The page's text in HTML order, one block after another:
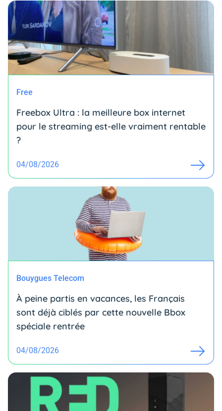
Free
Freebox Ultra : la meilleure box internet
pour le streaming est-elle vraiment rentable
?
04/08/2026
Bouygues Telecom
À peine partis en vacances, les Français
sont déjà ciblés par cette nouvelle Bbox
spéciale rentrée
04/08/2026